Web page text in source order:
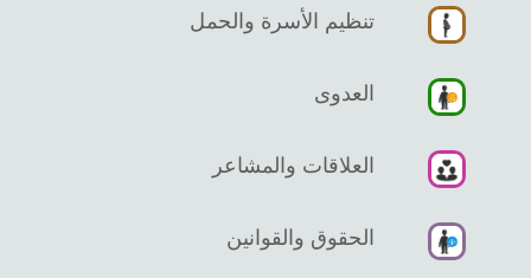
تنظيم الأسرة والحمل
العدوى
العلاقات والمشاعر
الحقوق والقوانين